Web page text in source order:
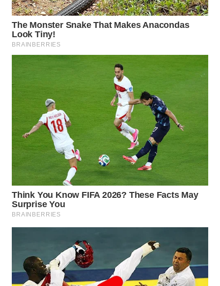
WN
MALUKU
WN
DAIRI
WN
DANAU
TOBA
WN
WN
LANGKAT
TAPANULI
SELATAN